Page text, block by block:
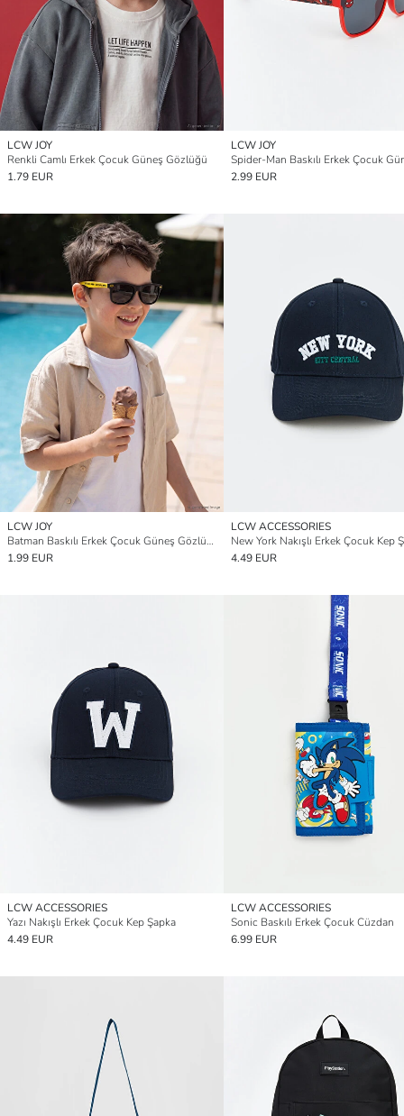
LCW JOY
Renkli Camlı Erkek Çocuk Güneş Gözlüğü
1.79 EUR
LCW JOY
2.99 EUR
LCW JOY
Batman Baskılı Erkek Çocuk Güneş Gözlüğü
1.99 EUR
LCW ACCESSORIES
New York Nakışlı Erkek Çocuk Kep
4.49 EUR
LCW ACCESSORIES
Yazı Nakışlı Erkek Çocuk Kep Şapka
4.49 EUR
LCW ACCESSORIES
Sonic Baskılı Erkek Çocuk Cüzdan
6.99 EUR